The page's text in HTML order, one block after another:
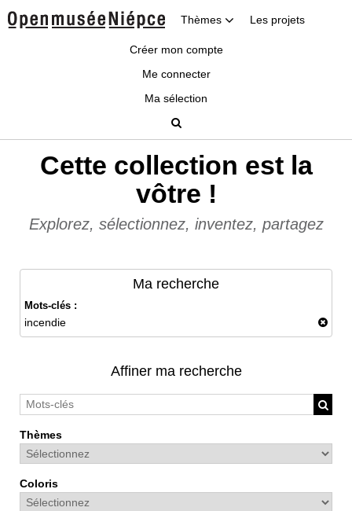
Thèmes Les projets
Créer mon compte
Me connecter
Ma sélection
Cette collection est la
vôtre !
Explorez, sélectionnez, inventez, partagez
Ma recherche
Mots-clés :
incendie
Affiner ma recherche
Thèmes
Coloris